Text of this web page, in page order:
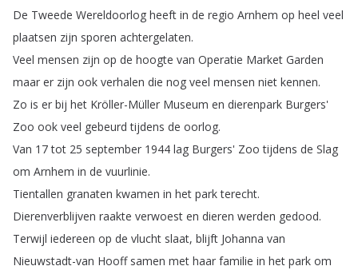
De Tweede Wereldoorlog heeft in de regio Arnhem op heel veel
plaatsen zijn sporen achtergelaten.
Veel mensen zijn op de hoogte van Operatie Market Garden
maar er zijn ook verhalen die nog veel mensen niet kennen.
Zo is er bij het Kröller-Müller Museum en dierenpark Burgers'
Zoo ook veel gebeurd tijdens de oorlog.
Van 17tot 25 september 1944 lag Burgers' Zoo tijdens de Slag
om Arnhem in de vuurlinie.
Tientallen granaten kwamen in het park terecht.
Dierenverblijven raakte verwoest en dieren werden gedood.
Terwijl iedereen op de vlucht slaat, blijft Johanna van
Nieuwstadt-van Hooff samen met haar familie in het park om